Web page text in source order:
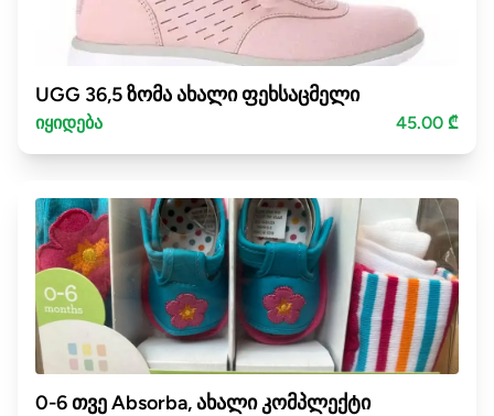
UGG 36,5 ზომა ახალი ფეხსაცმელი
იყიდება 45.00 ₾
0-6 თვე Absorba, ახალი კომპლექტი